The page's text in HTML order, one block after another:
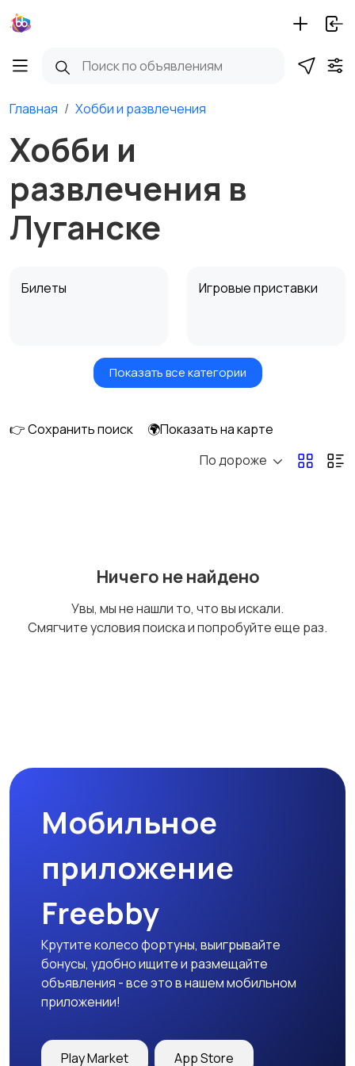
Главная Хобби и развлечения
Хобби и
развлечения в
Луганске
Билеты Игровые приставки
Игры для приставок и
Книги и журналы
Материалы для
инструменты
Показать все категории
👉 Сохранить поиск
🌍Показать на карте
По дороже
Ничего не найдено
Увы, мы не нашли то, что вы искали.
Смягчите условия поиска и попробуйте еще раз.
Мобильное
приложение
Freebby
Крутите колесо фортуны, выигрывайте
бонусы, удобно ищите и размещайте
объявления - все это в нашем мобильном
приложении!
Play Market App Store